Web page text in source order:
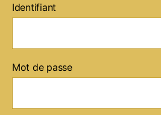
Identifiant
Mot de passe